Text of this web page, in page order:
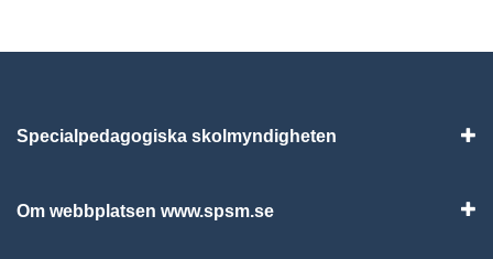
Specialpedagogiska skolmyndigheten
Om webbplatsen www.spsm.se